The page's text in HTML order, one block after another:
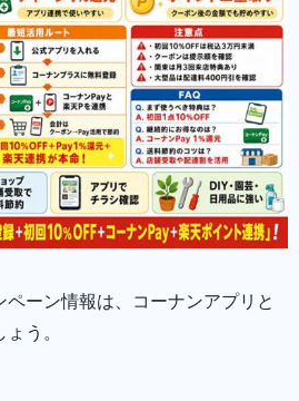
ーン情報は、コーナンアプリと
う。